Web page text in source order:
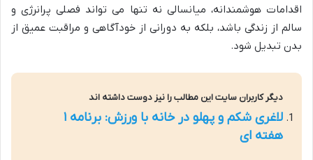
اقدامات هوشمندانه، میانسالی نه تنها می تواند فصلی پرانرژی و
سالم از زندگی باشد، بلکه به دورانی از خودآگاهی و مراقبت عمیق از
بدن تبدیل شود.
دیگر کاربران سایت این مطالب را نیز دوست داشته اند
لاغری شکم و پهلو در خانه با ورزش: برنامه ۱
هفته ای